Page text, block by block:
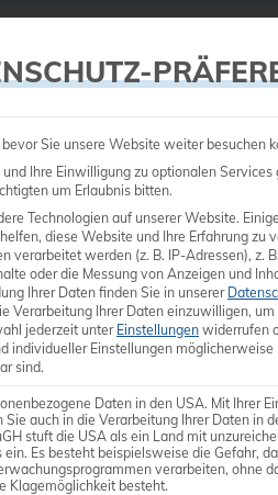
Sie unsere Website weiter besuchen
Ihre Einwilligung zu optionalen Services
um Erlaubnis bitten.
Technologien auf unserer Website.
diese Website und Ihre Erfahrung zu
verarbeitet werden (z. B. IP-Adressen), z.
oder die Messung von Anzeigen und
Ihrer Daten finden Sie in unserer
Verarbeitung Ihrer Daten einzuwilligen,
jederzeit unter Einstellungen widerrufen
individueller Einstellungen möglicherweise
sind.
Daten in den USA. Mit Ihrer
auch in die Verarbeitung Ihrer Daten in
stuft die USA als ein Land mit
Es besteht beispielsweise die Gefahr,
verarbeiten, ohne
Klagemöglichkeit besteht.